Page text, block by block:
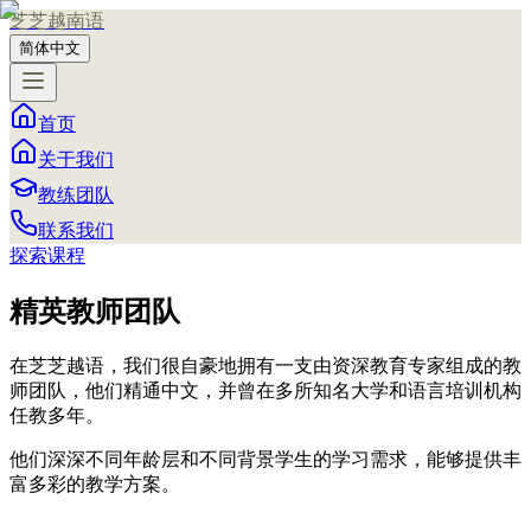
芝芝越南语
简体中文
首页
关于我们
教练团队
联系我们
探索课程
精英教师团队
在芝芝越语，我们很自豪地拥有一支由资深教育专家组成的教
师团队，他们精通中文，并曾在多所知名大学和语言培训机构
任教多年。
他们深深不同年龄层和不同背景学生的学习需求，能够提供丰
富多彩的教学方案。